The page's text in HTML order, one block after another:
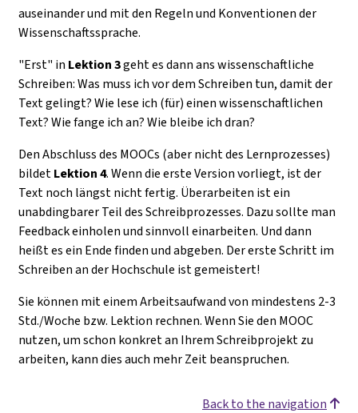
auseinander und mit den Regeln und Konventionen der
Wissenschaftssprache.
"Erst" in Lektion 3geht es dann ans wissenschaftliche
Schreiben: Was muss ich vor dem Schreiben tun, damit der
Text gelingt? Wie lese ich (für) einen wissenschaftlichen
Text? Wie fange ich an? Wie bleibe ich dran?
Den Abschluss des MOOCs (aber nicht des Lernprozesses)
bildetLektion 4. Wenn die erste Version vorliegt, ist der
Text noch längst nicht fertig. Überarbeiten ist ein
unabdingbarer Teil des Schreibprozesses. Dazu sollte man
Feedback einholen und sinnvoll einarbeiten. Und dann
heißt es ein Ende finden und abgeben. Der erste Schritt im
Schreiben an der Hochschule ist gemeistert!
Sie können mit einem Arbeitsaufwand von mindestens 2-3
Std./Woche bzw. Lektion rechnen. Wenn Sie den MOOC
nutzen, um schon konkret an Ihrem Schreibprojekt zu
arbeiten, kann dies auch mehr Zeit beanspruchen.
Back to the navigation